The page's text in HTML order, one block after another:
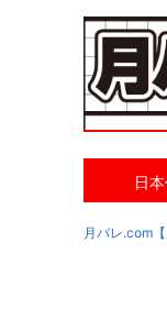
日
月バレ.com